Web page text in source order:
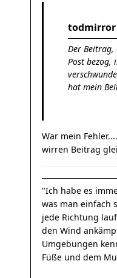
todmirror
Der
Post bezog,
hat mein
War mein
wirren Beitrag
"Ich habe es
was man einfach
jede Richtung
den Wind
Umgebungen
Füße und dem